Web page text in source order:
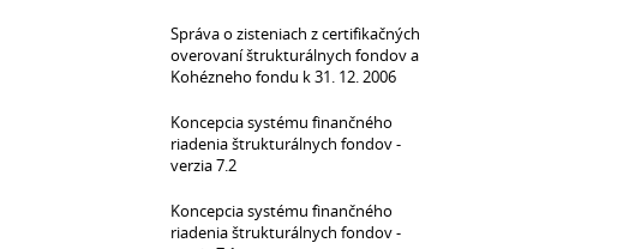
Správa o zisteniach z certifikačných
overovaní štrukturálnych fondov a
Kohézneho fondu k 31. 12. 2006
Koncepcia systému finančného
riadenia štrukturálnych fondov -
verzia 7.2
Koncepcia systému finančného
riadenia štrukturálnych fondov -